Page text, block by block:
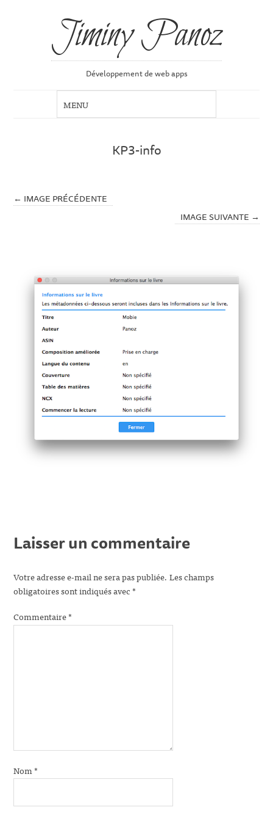
Jiminy Panoz
Développement de web apps
KP3-info
← IMAGE PRÉCÉDENTE
IMAGE SUIVANTE →
Laisser un commentaire
Votre adresse e-mail ne sera pas publiée. Les champs
obligatoires sont indiqués avec*
Commentaire*
Nom*